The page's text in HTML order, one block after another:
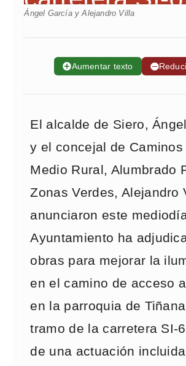
Ángel García y Alejandro Villa
➕Aumentar texto ➖
El alcalde de Siero,
y el concejal de Caminos
Medio Rural, Alumbrado
Zonas Verdes, Alejandro
anunciaron este
Ayuntamiento ha
obras para mejorar la
en el camino de acceso
en la parroquia de
tramo de la carretera SI-
de una actuación